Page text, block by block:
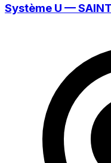
Système U —